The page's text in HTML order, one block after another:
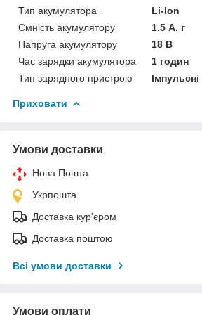
Тип акумулятора
Li-Ion
Ємність акумулятору
1.5 А. г
Напруга акумулятору
18 В
Час зарядки акумулятора
1 годин
Тип зарядного пристрою
Імпульсні
Приховати
Умови доставки
Нова Пошта
Укрпошта
Доставка кур'єром
Доставка поштою
Всі умови доставки
Умови оплати